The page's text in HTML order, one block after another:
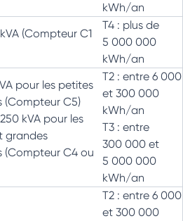
kWh/an
(Compteur C1
T4 : plus de
5 000 000
kWh/an
pour les petites
(Compteur C5)
kVA pour les
grandes
(Compteur C4 ou
T2 : entre 6 000
et 300 000
kWh/an
T3 : entre
300 000 et
5 000 000
kWh/an
T2 : entre 6 000
et 300 000